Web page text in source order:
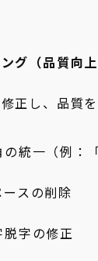
グ（品質向
正し、品質
統一（例：
スの削除
字の修正